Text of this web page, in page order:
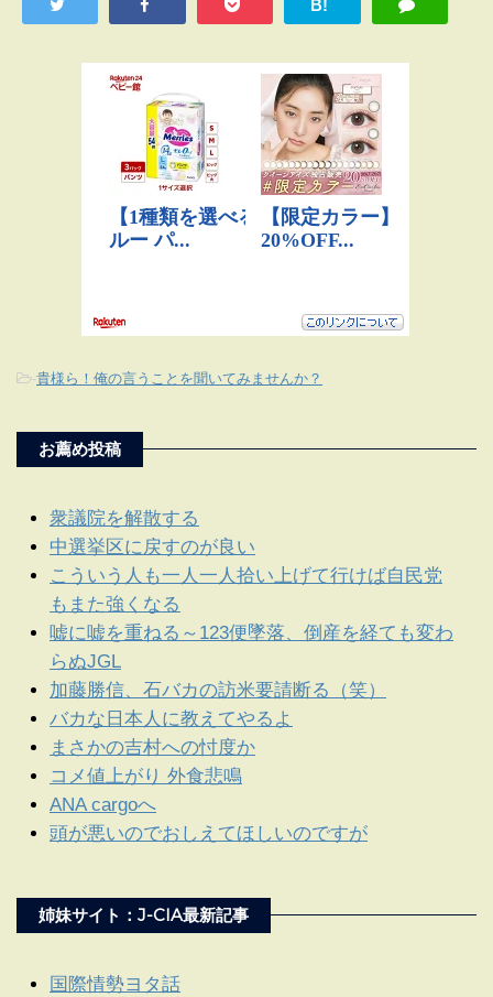
B!
-貴様ら！俺の言うことを聞いてみませんか？
お薦め投稿
衆議院を解散する
中選挙区に戻すのが良い
こういう人も一人一人拾い上げて行けば自民党
もまた強くなる
嘘に嘘を重ねる～123便墜落、倒産を経ても変わ
らぬJGL
加藤勝信、石バカの訪米要請断る（笑）
バカな日本人に教えてやるよ
まさかの吉村への忖度か
コメ値上がり 外食悲鳴
ANA cargoへ
頭が悪いのでおしえてほしいのですが
姉妹サイト：J-CIA最新記事
国際情勢ヨタ話